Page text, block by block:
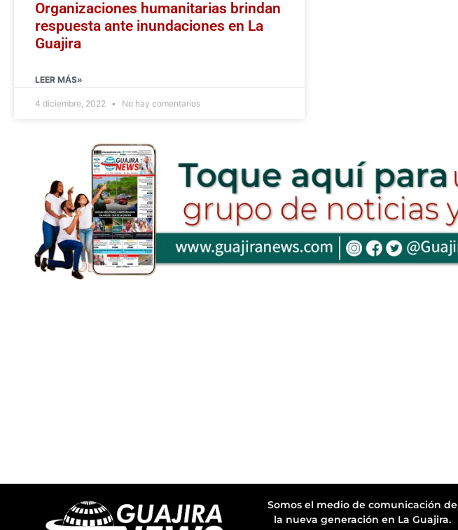
Organizaciones humanitarias brindan
respuesta ante inundaciones en La
Guajira
LEER MÁS»
4 diciembre, 2022 No hay comentarios
Somos el medio de comunicación de
la nueva generación en La Guajira.